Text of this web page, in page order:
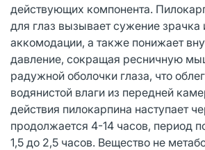
действующих компонента.
для глаз вызывает сужение зрачка
аккомодации, а также понижает
давление, сокращая ресничную
радужной оболочки глаза, что
водянистой влаги из передней
действия пилокарпина наступает
продолжается 4-14 часов, период
1,5 до 2,5 часов. Вещество не